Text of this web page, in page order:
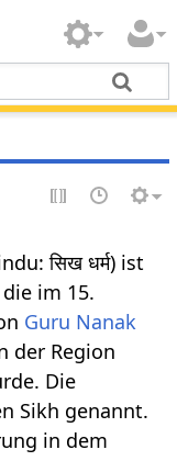
सिख धर्म) ist
die im 15.
Guru Nanak
der Region
Die
Sikh genannt.
in dem